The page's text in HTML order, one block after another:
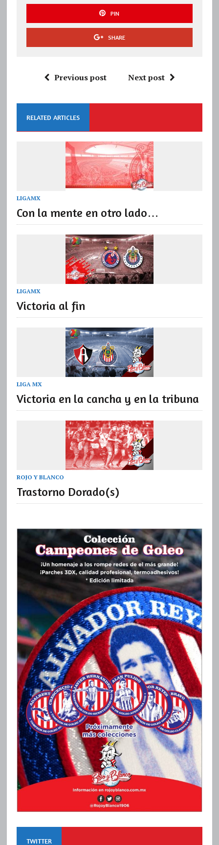
PIN
SHARE
Previous post Next post
RELATED ARTICLES
LIGAMX
Con la mente en otro lado…
LIGAMX
Victoria al fin
LIGA MX
Victoria en la cancha y en la tribuna
ROJO Y BLANCO
Trastorno Dorado(s)
TWITTER